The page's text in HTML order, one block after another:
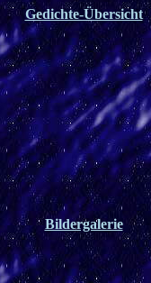
Gedichte-Übersicht
Bildergalerie